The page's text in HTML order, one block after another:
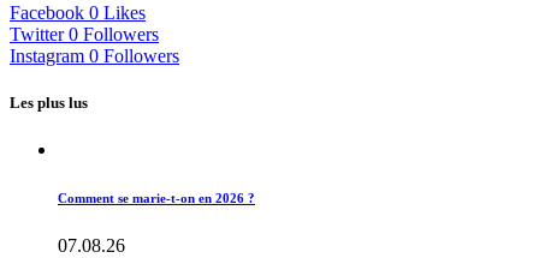
Facebook 0 Likes
Twitter 0 Followers
Instagram 0 Followers
Les plus lus
Comment se marie-t-on en 2026 ?
07.08.26